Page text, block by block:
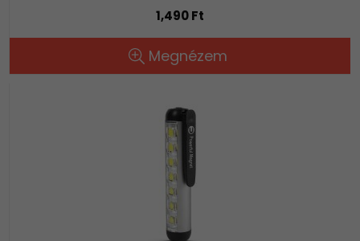
1,490 Ft
Megnézem